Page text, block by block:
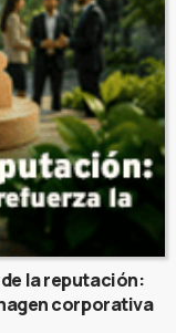
la reputación:
corporativa